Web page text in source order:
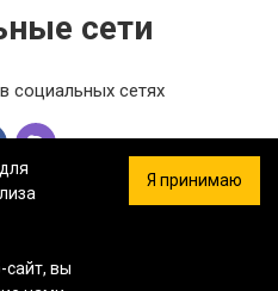
сети
социальных сетях
на сайте не является
конфиденциальности.
вы
Я принимаю